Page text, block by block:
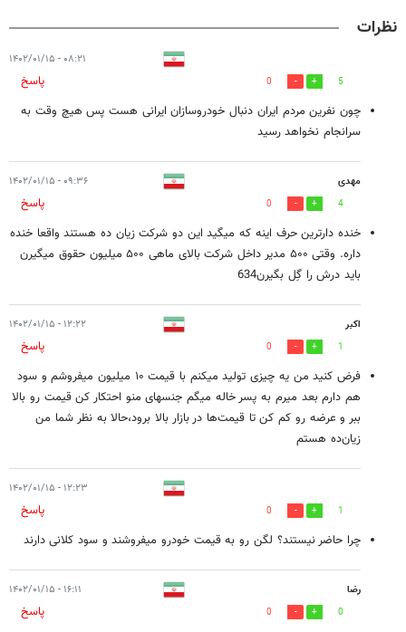
نظرات
۰۸:۲۱ - ۱۴۰۲/۰۱/۱۵
5
0
پاسخ
چون نفرین مردم ایران دنبال خودروسازان ایرانی هست پس هیچ وقت به
سرانجام نخواهد رسید
مهدی ۰۹:۳۶ - ۱۴۰۲/۰۱/۱۵
4
0
پاسخ
خنده دارترین حرف اینه که میگید این دو شرکت زیان ده هستند واقعا خنده
داره. وقتی ۵۰۰ مدیر داخل شرکت بالای ماهی ۵۰۰ میلیون حقوق میگیرن
باید درش را گِل بگیرن634
اکبر ۱۲:۲۲ - ۱۴۰۲/۰۱/۱۵
1
0
پاسخ
فرض کنید من یه چیزی تولید میکنم با قیمت ۱۰ میلیون میفروشم و سود
هم دارم بعد میرم به پسر خاله میگم جنسهای منو احتکار کن قیمت رو بالا
ببر و عرضه رو کم کن تا قیمت‌ها در بازار بالا برود،حالا به نظر شما من
زیان‌ده هستم
۱۲:۲۳ - ۱۴۰۲/۰۱/۱۵
1
0
پاسخ
چرا حاضر نیستند؟ لگن رو به قیمت خودرو میفروشند و سود کلانی دارند
رضا ۱۶:۱۱ - ۱۴۰۲/۰۱/۱۵
0
0
پاسخ